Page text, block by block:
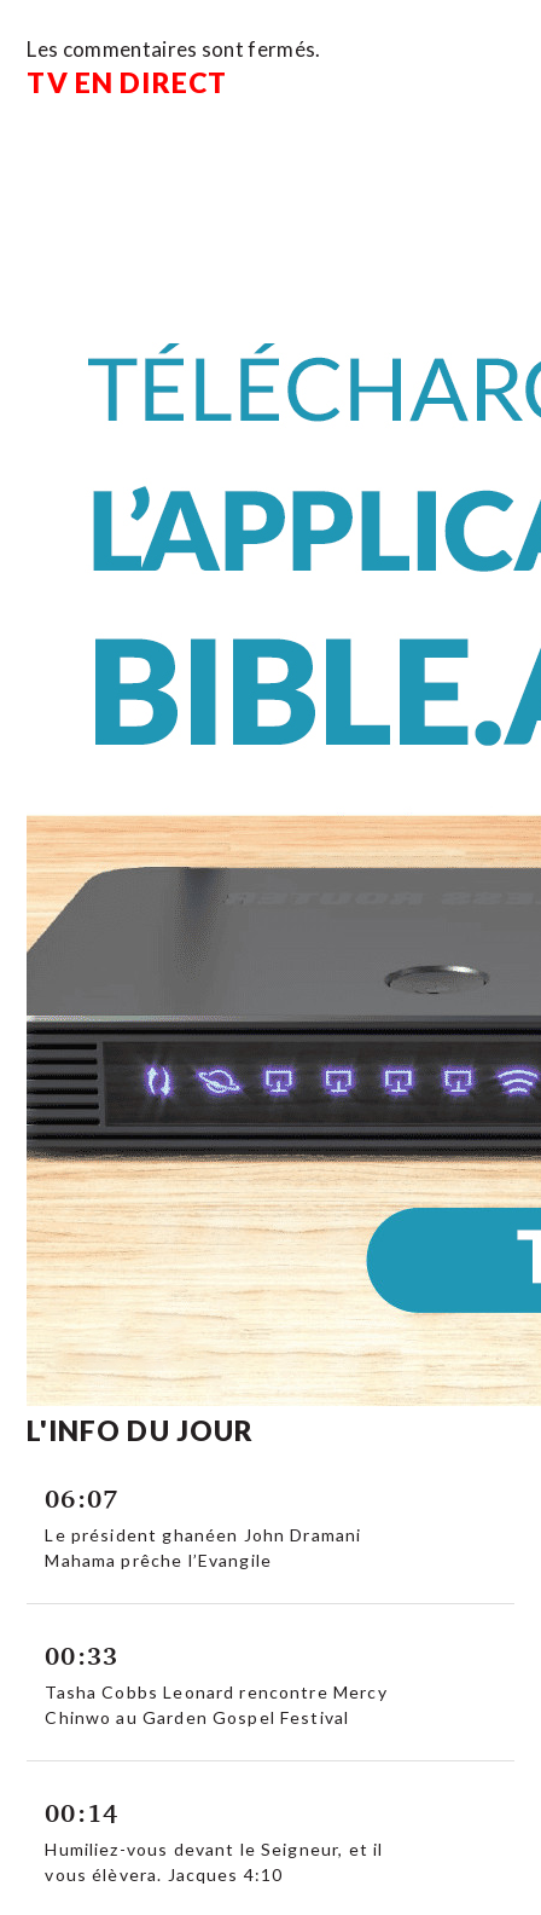
Les commentaires sont fermés.
TV EN DIRECT
L'INFO DU JOUR
06:07
Le président ghanéen John Dramani
Mahama prêche l’Evangile
00:33
Tasha Cobbs Leonard rencontre Mercy
Chinwo au Garden Gospel Festival
00:14
Humiliez-vous devant le Seigneur, et il
vous élèvera. Jacques 4:10